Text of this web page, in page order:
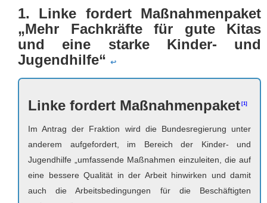
1. Linke fordert Maßnahmenpaket
„Mehr Fachkräfte für gute Kitas
und eine starke Kinder- und
Jugendhilfe“ ↩
Linke fordert Maßnahmenpaket
Im Antrag der Fraktion wird die Bundesregierung unter
anderem aufgefordert, im Bereich der Kinder- und
Jugendhilfe „umfassende Maßnahmen einzuleiten, die auf
eine bessere Qualität in der Arbeit hinwirken und damit
auch die Arbeitsbedingungen für die Beschäftigten